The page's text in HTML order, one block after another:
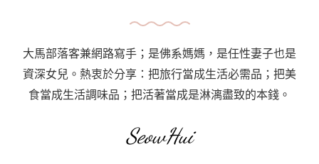
大馬部落客兼網路寫手；是佛系媽媽，是任性妻子也是
資深女兒。熱衷於分享：把旅行當成生活必需品；把美
食當成生活調味品；把活著當成是淋漓盡致的本錢。
SeowHui